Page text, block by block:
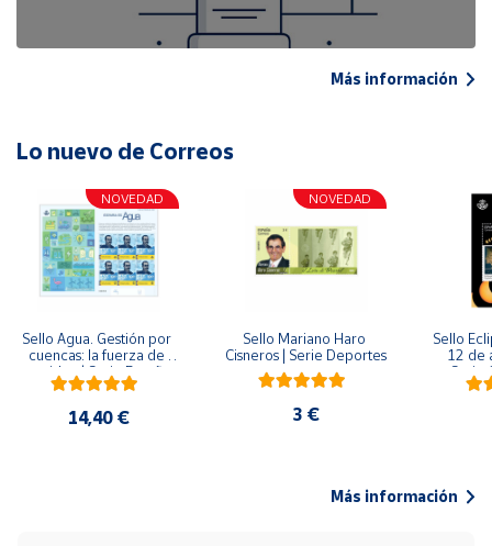
Más información
Lo nuevo de Correos
NOVEDAD
Sello Agua. Gestión por
cuencas: la fuerza de
una idea.| Serie España
ES| Pliego Premium
14,40 €
NOVEDAD
Sello Mariano Haro
Cisneros | Serie Deportes
3 €
Sello
12 de
Serie
Más información